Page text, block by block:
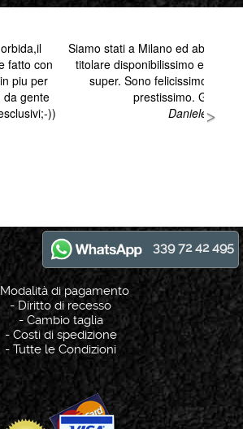
339 72 42 495
Modalità di pagamento
-Diritto di recesso
- Cambio taglia
-Costi di spedizione
-Tutte le Condizioni